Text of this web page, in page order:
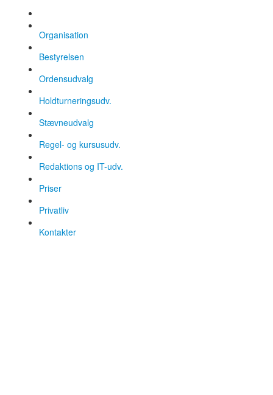
Organisation
Bestyrelsen
Ordensudvalg
Holdturneringsudv.
Stævneudvalg
Regel- og kursusudv.
Redaktions og IT-udv.
Priser
Privatliv
Kontakter